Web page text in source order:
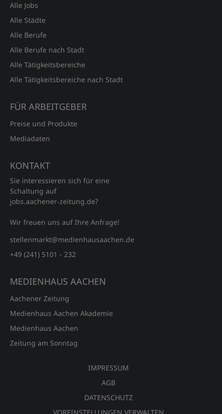
Alle Jobs
Alle Städte
Alle Berufe
Alle Berufe nach Stadt
Alle Tätigkeitsbereiche
Alle Tätigkeitsbereiche nach Stadt
FÜR ARBEITGEBER
Preise und Produkte
Mediadaten
KONTAKT
Sie interessieren sich für eine
Schaltung auf
jobs.aachener‑zeitung.de?
Wir freuen uns auf Ihre Anfrage!
stellenmarkt@medienhausaachen.de
+49 (241) 5101 - 232
MEDIENHAUS AACHEN
Aachener Zeitung
Medienhaus Aachen Akademie
Medienhaus Aachen
Zeitung am Sonntag
IMPRESSUM
AGB
DATENSCHUTZ